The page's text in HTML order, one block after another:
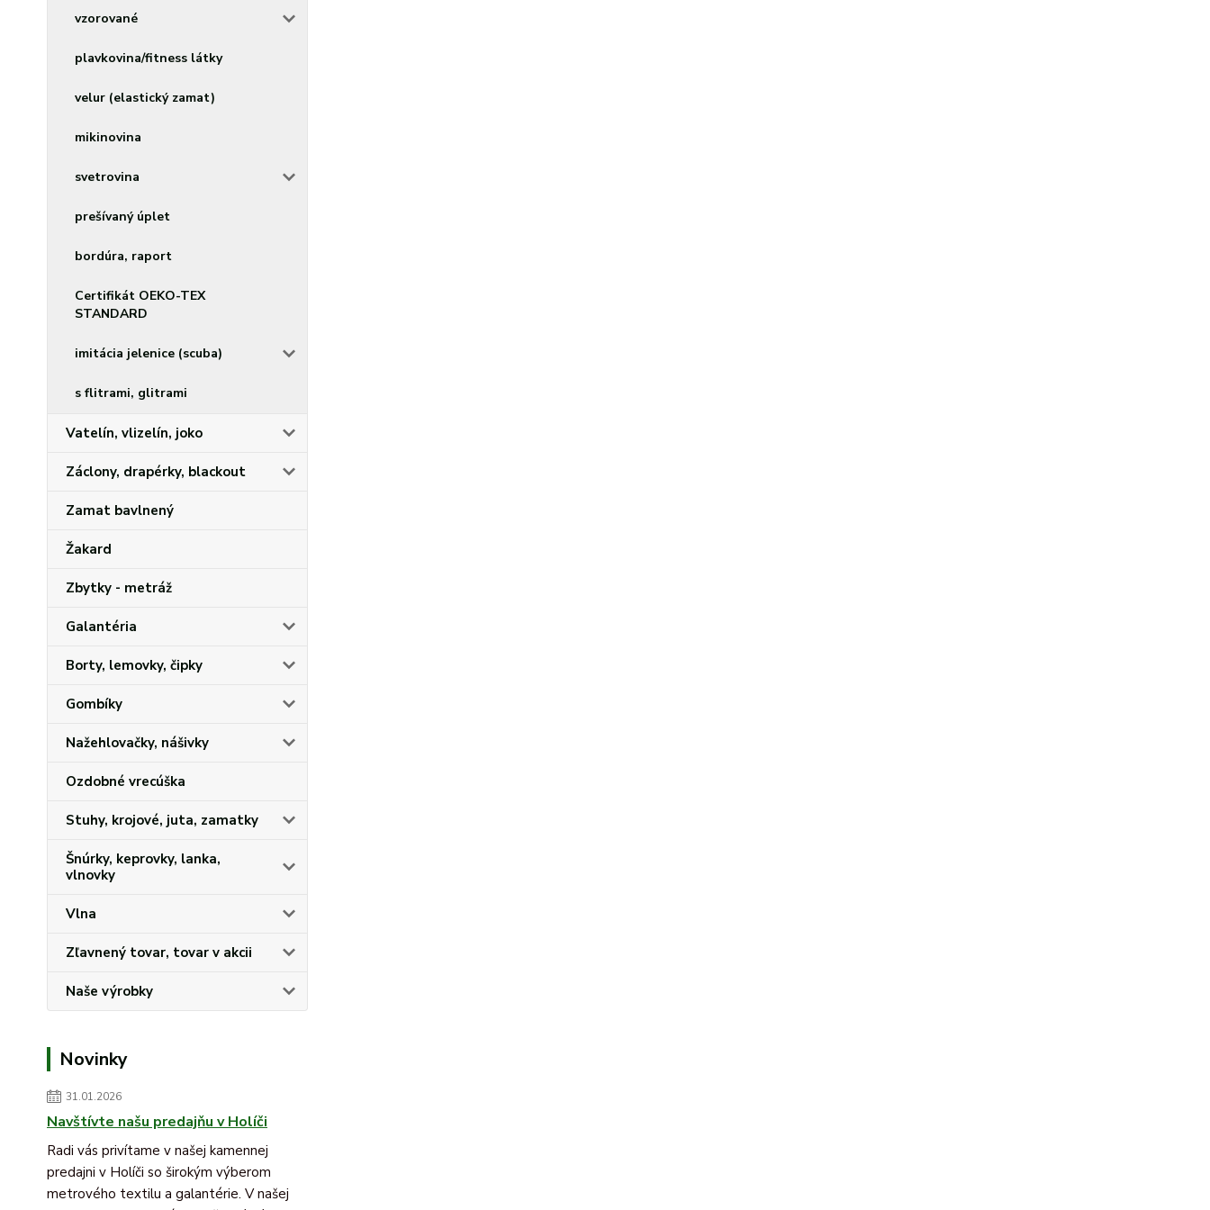
vzorované
plavkovina/fitness látky
velur (elastický zamat)
mikinovina
svetrovina
prešívaný úplet
bordúra, raport
Certifikát OEKO-TEX
STANDARD
imitácia jelenice (scuba)
s flitrami, glitrami
Vatelín, vlizelín, joko
Záclony, drapérky, blackout
Zamat bavlnený
Žakard
Zbytky - metráž
Galantéria
Borty, lemovky, čipky
Gombíky
Nažehlovačky, nášivky
Ozdobné vrecúška
Stuhy, krojové, juta, zamatky
Šnúrky, keprovky, lanka,
vlnovky
Vlna
Zľavnený tovar, tovar v akcii
Naše výrobky
Novinky
31.01.2026
Navštívte našu predajňu v Holíči
Radi vás privítame v našej kamennej
predajni v Holíči so širokým výberom
metrového textilu a galantérie. V našej